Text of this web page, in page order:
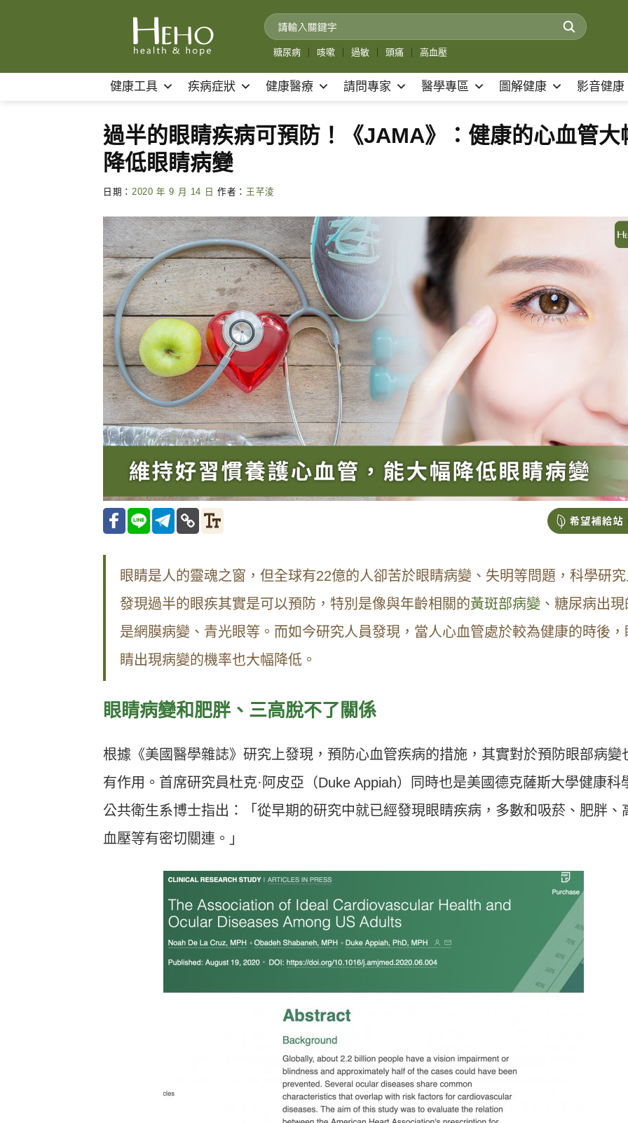
糖尿病 咳嗽 過敏 頭痛 高血壓
健康工具 疾病症狀 健康醫療 請問專家 醫學專區 圖解健康 影音健康
過半的眼睛疾病可預防！《JAMA》：健康的心血管大
降低眼睛病變
日期： 2020 年 9 月 14 日 作者： 王芊淩
眼睛是人的靈魂之窗，但全球有22億的人卻苦於眼睛病變、失明等問題，科學研
發現過半的眼疾其實是可以預防，特別是像與年齡相關的黃斑部病變 、糖尿病出現
是網膜病變、青光眼等。而如今研究人員發現，當人心血管處於較為健康的時後，
睛出現病變的機率也大幅降低。
眼睛病變和肥胖、三高脫不了關係
根據《美國醫學雜誌》研究上發現，預防心血管疾病的措施，其實對於預防眼部病變
有作用。首席研究員杜克· 阿皮亞（Duke Appiah）同時也是美國德克薩斯大學健康科
公共衛生系博士指出：「從早期的研究中就已經發現眼睛疾病，多數和吸菸、肥胖、
血壓等有密切關連。」